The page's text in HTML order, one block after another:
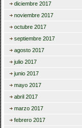
diciembre 2017
noviembre 2017
octubre 2017
septiembre 2017
agosto 2017
julio 2017
junio 2017
mayo 2017
abril 2017
marzo 2017
febrero 2017